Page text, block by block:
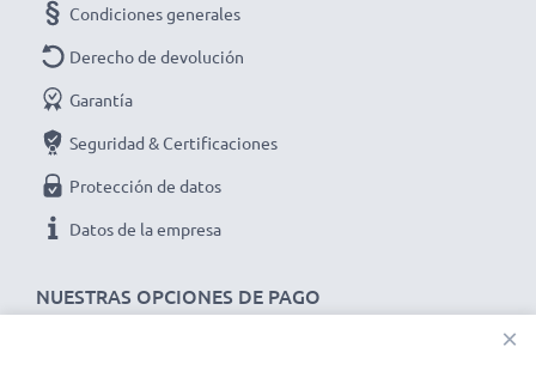
NUESTRAS OPCIONES DE PAGO
Condiciones generales
Derecho de devolución
Garantía
Seguridad & Certificaciones
Protección de datos
Datos de la empresa
×